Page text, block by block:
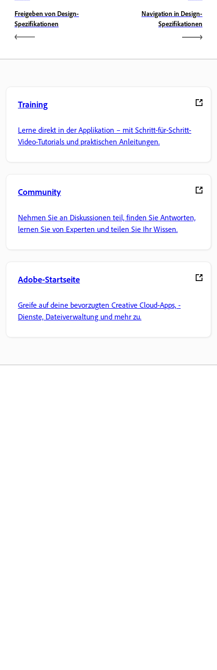
Freigeben von Design-
Spezifikationen
Navigation in Design-
Spezifikationen
Training
Lerne direkt in der Applikation – mit Schritt-für-Schritt-
Video-Tutorials und praktischen Anleitungen.
Community
Nehmen Sie an Diskussionen teil, finden Sie Antworten,
lernen Sie von Experten und teilen Sie Ihr Wissen.
Adobe-Startseite
Greife auf deine bevorzugten Creative Cloud-Apps, -
Dienste, Dateiverwaltung und mehr zu.